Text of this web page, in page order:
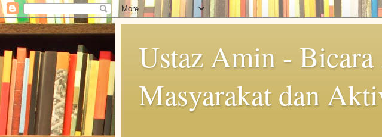
Ustaz Amin - Bicara
Masyarakat dan